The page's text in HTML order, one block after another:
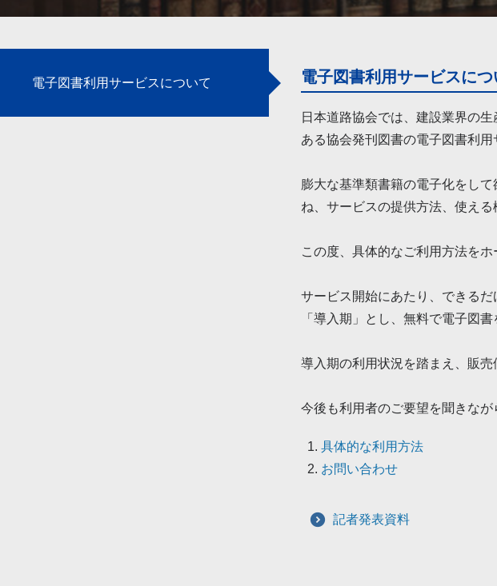
電子図書利用サービスについて 電子図書利用サービスにつ
日本道路協会では、建設業界の
ある協会発刊図書の電子図書利
膨大な基準類書籍の電子化をし
ね、サービスの提供方法、使え
この度、具体的なご利用方法を
サービス開始にあたり、できる
「導入期」とし、無料で電子図書
導入期の利用状況を踏まえ、販
今後も利用者のご要望を聞きなが
具体的な利用方法
お問い合わせ
記者発表資料